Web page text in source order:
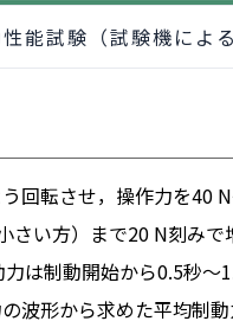
能試験（試験機によ
回転させ，操作力を40
さい方）まで20 N刻み
は制動開始から0.5秒～
波形から求めた平均制